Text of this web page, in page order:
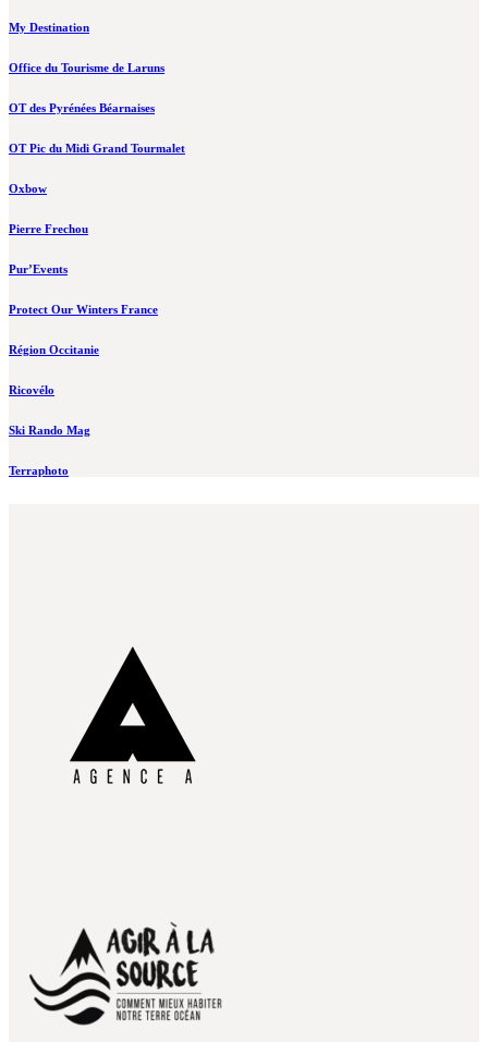
My Destination
Office du Tourisme de Laruns
OT des Pyrénées Béarnaises
OT Pic du Midi Grand Tourmalet
Oxbow
Pierre Frechou
Pur’Events
Protect Our Winters France
Région Occitanie
Ricovélo
Ski Rando Mag
Terraphoto